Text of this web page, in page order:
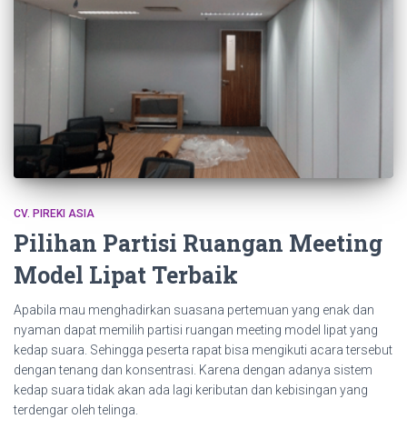
CV. PIREKI ASIA
Pilihan Partisi Ruangan Meeting
Model Lipat Terbaik
Apabila mau menghadirkan suasana pertemuan yang enak dan
nyaman dapat memilih partisi ruangan meeting model lipat yang
kedap suara. Sehingga peserta rapat bisa mengikuti acara tersebut
dengan tenang dan konsentrasi. Karena dengan adanya sistem
kedap suara tidak akan ada lagi keributan dan kebisingan yang
terdengar oleh telinga.